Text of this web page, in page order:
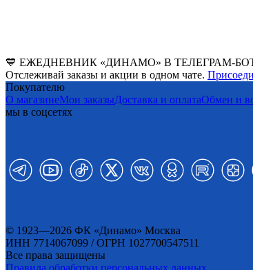
💙 ЕЖЕДНЕВНИК «ДИНАМО» В ТЕЛЕГРАМ-
Отслеживай заказы и акции в одном чате.
Покупателю
О магазинеМои заказыДоставка и оплатаОбмен и
мы в соцсетях
© 1923—2026 ФК «Динамо» Москва
ИНН 7714067099 / ОГРН 1027700547511
Все права защищены
Правила обработки персональных данных